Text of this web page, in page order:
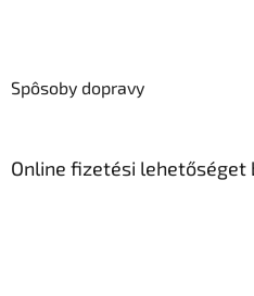
Spôsoby dopravy
Online fizetési lehetőséget